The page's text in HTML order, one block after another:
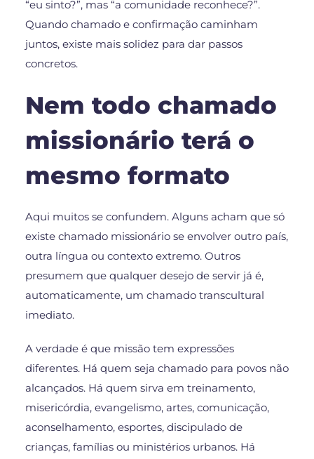
“eu sinto?”, mas “a comunidade reconhece?”.
Quando chamado e confirmação caminham
juntos, existe mais solidez para dar passos
concretos.
Nem todo chamado
missionário terá o
mesmo formato
Aqui muitos se confundem. Alguns acham que só
existe chamado missionário se envolver outro país,
outra língua ou contexto extremo. Outros
presumem que qualquer desejo de servir já é,
automaticamente, um chamado transcultural
imediato.
A verdade é que missão tem expressões
diferentes. Há quem seja chamado para povos não
alcançados. Há quem sirva em treinamento,
misericórdia, evangelismo, artes, comunicação,
aconselhamento, esportes, discipulado de
crianças, famílias ou ministérios urbanos. Há